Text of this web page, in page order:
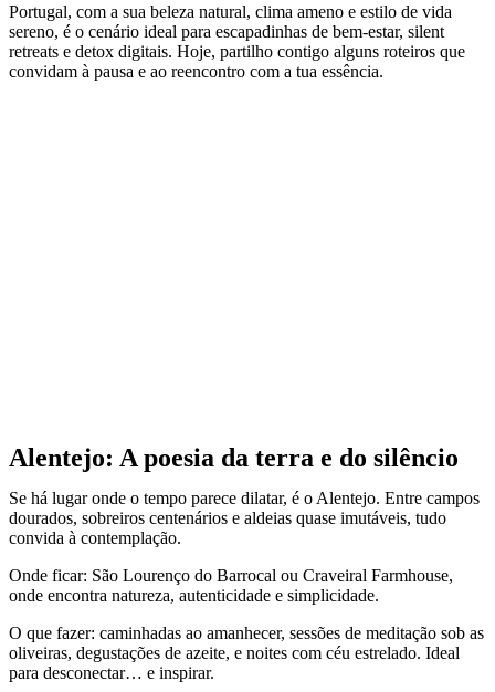
Portugal, com a sua beleza natural, clima ameno e estilo de vida
sereno, é o cenário ideal para escapadinhas de bem-estar, silent
retreats e detox digitais. Hoje, partilho contigo alguns roteiros que
convidam à pausa e ao reencontro com a tua essência.
Alentejo: A poesia da terra e do silêncio
Se há lugar onde o tempo parece dilatar, é o Alentejo. Entre campos
dourados, sobreiros centenários e aldeias quase imutáveis, tudo
convida à contemplação.
Onde ficar: São Lourenço do Barrocal ou Craveiral Farmhouse,
onde encontra natureza, autenticidade e simplicidade.
O que fazer: caminhadas ao amanhecer, sessões de meditação sob as
oliveiras, degustações de azeite, e noites com céu estrelado. Ideal
para desconectar… e inspirar.